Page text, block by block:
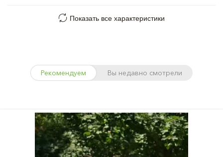
Показать все характеристики
Рекомендуем Вы недавно смотрели